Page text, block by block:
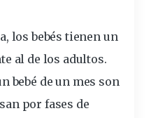
los bebés tienen un
al de los adultos.
bebé de un mes son
por fases de